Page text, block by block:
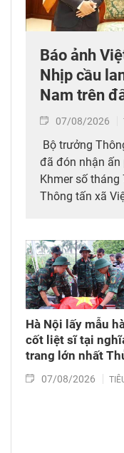
Báo ảnh
Nhịp cầu
Nam trên
07/08/2026
Bộ trưởng
đã đón nhận ấn
Khmer số
Thông tấn xã
Hà Nội lấy mẫu
cốt liệt sĩ tại
trang lớn nhất
07/08/2026